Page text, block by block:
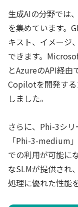
生成AIの分野では
を集めています。
キスト、イメージ
できます。
とAzureのAPI経由
Copilotを開発する
しました。
さらに、Phi-3シ
「Phi-3-medium
での利用が可能に
なSLMが提供され
処理に優れた性能